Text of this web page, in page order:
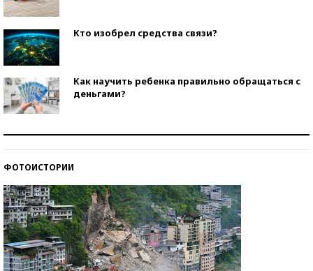
Кто изобрел средства связи?
Как научить ребенка правильно обращаться с
деньгами?
ФОТОИСТОРИИ